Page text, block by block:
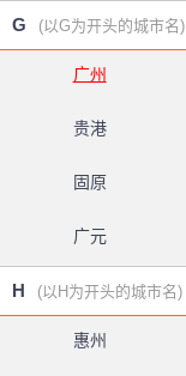
G (以G为开头的城市名)
广州
贵港
固原
广元
H (以H为开头的城市名)
惠州